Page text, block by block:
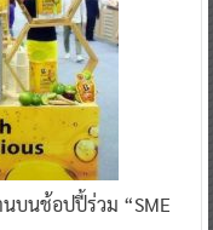
บนช้อปปี้ร่วม “SME